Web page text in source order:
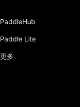
PaddleHub
Paddle Lite
更多